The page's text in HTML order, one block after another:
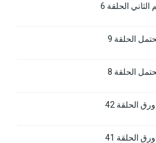
الحلقة 6
الحلقة 9
الحلقة 8
الحلقة 42
الحلقة 41